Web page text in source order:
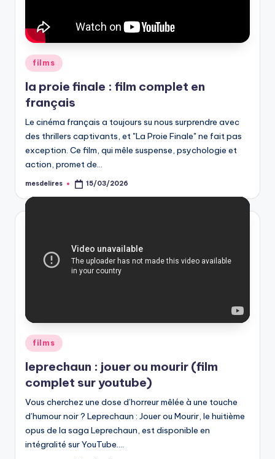
Posted
in
films
la proie finale : film complet en
français
Le cinéma français a toujours su nous surprendre avec
des thrillers captivants, et "La Proie Finale" ne fait pas
exception. Ce film, qui mêle suspense, psychologie et
action, promet de…
Posted
mesdelires 15/03/2026
Posted
in
films
leprechaun : jouer ou mourir (film
complet sur youtube)
Vous cherchez une dose d’horreur mêlée à une touche
d’humour noir ? Leprechaun : Jouer ou Mourir, le huitième
opus de la saga Leprechaun, est disponible en
intégralité sur YouTube.…